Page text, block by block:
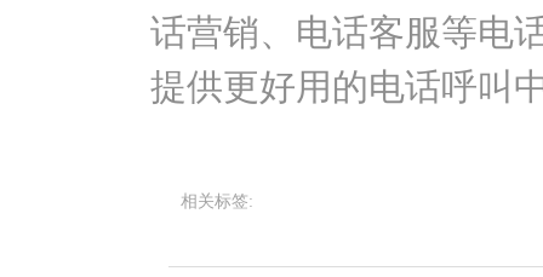
话营销、电话客服等电
提供更好用的电话呼叫
相关标签: